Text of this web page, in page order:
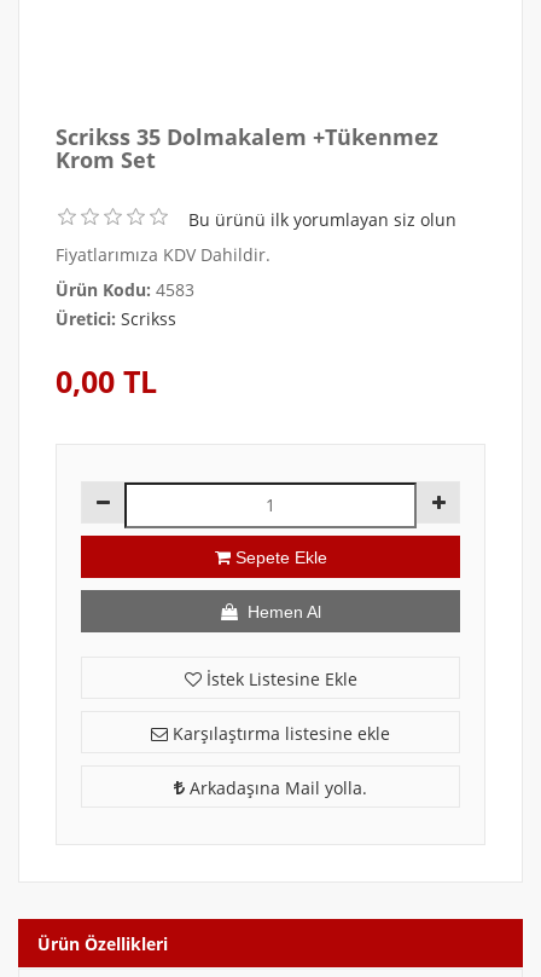
Scrikss 35 Dolmakalem +Tükenmez
Krom Set
Bu ürünü ilk yorumlayan siz olun
Fiyatlarımıza KDV Dahildir.
Ürün Kodu: 4583
Üretici: Scrikss
0,00 TL
Sepete Ekle
Hemen Al
İstek Listesine Ekle
Karşılaştırma listesine ekle
Arkadaşına Mail yolla.
Ürün Özellikleri